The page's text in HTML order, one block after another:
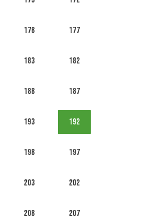
177
178
182
183
187
188
192
193
197
198
202
203
207
208